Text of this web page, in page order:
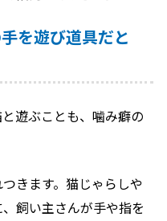
を遊び道具だと
遊ぶことも、噛み癖の
きます。猫じゃらしや
飼い主さんが手や指を